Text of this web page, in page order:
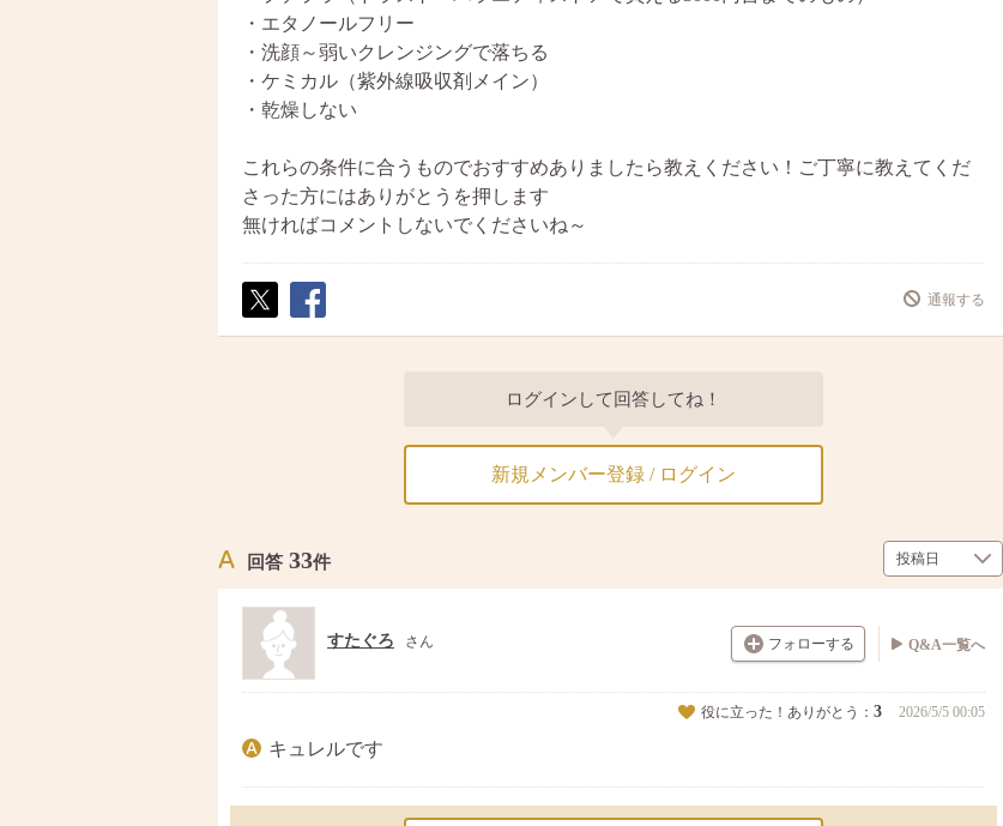
・エタノールフリー
・洗顔～弱いクレンジングで落ちる
・ケミカル（紫外線吸収剤メイン）
・乾燥しない
これらの条件に合うものでおすすめありましたら教えください！ご丁寧に教えてくだ
さった方にはありがとうを押します
無ければコメントしないでくださいね～
ト
ア
通報する
ログインして回答してね！
新規メンバー登録 / ログイン
回答 33件
フォローする
すたぐろ さん Q&A一覧へ
役に立った！ありがとう： 3 2026/5/5 00:05
キュレルです